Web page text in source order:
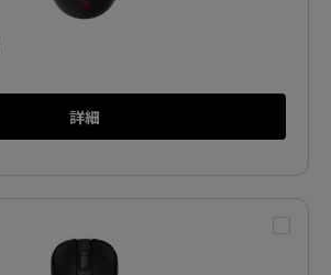
詳細